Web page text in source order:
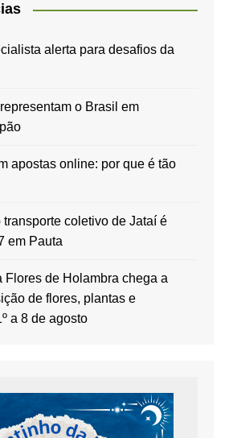
alerta para desafios da
o Brasil em
apostas online: por que é tão
transporte coletivo de Jataí é
em Pauta
Flores de Holambra chega a
de flores, plantas e
a 8 de agosto